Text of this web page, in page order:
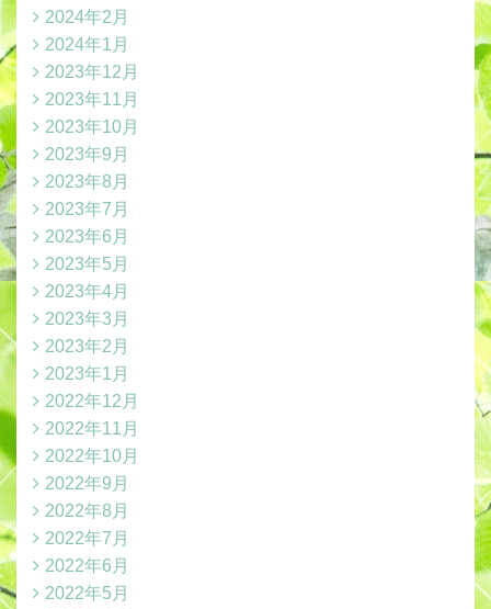
2024年2月
2024年1月
2023年12月
2023年11月
2023年10月
2023年9月
2023年8月
2023年7月
2023年6月
2023年5月
2023年4月
2023年3月
2023年2月
2023年1月
2022年12月
2022年11月
2022年10月
2022年9月
2022年8月
2022年7月
2022年6月
2022年5月